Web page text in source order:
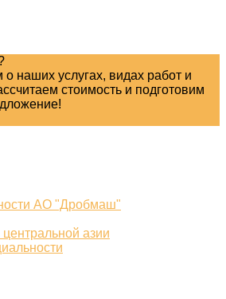
наших услугах, видах работ и
стоимость и подготовим
АО "Дробмаш"
центральной азии